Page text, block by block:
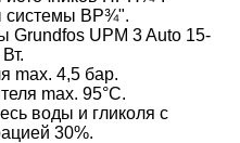
системы ВР¾".
Grundfos UPM 3 Auto 15-
max. 4,5 бар.
max. 95°C.
воды и гликоля с
30%.